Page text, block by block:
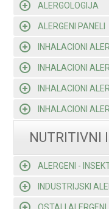
ALERGOLOGIJA
ALERGENI PANELI
INHALACIONI
INHALACIONI
INHALACIONI
INHALACIONI
NUTRITIVNI
ALERGENI -
INDUSTRIJSKI